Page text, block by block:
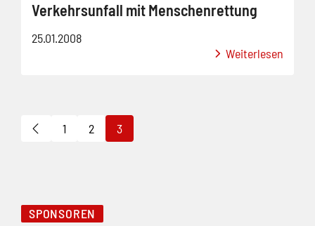
Verkehrsunfall mit Menschenrettung
25.01.2008
Weiterlesen
1 2 3
SPONSOREN